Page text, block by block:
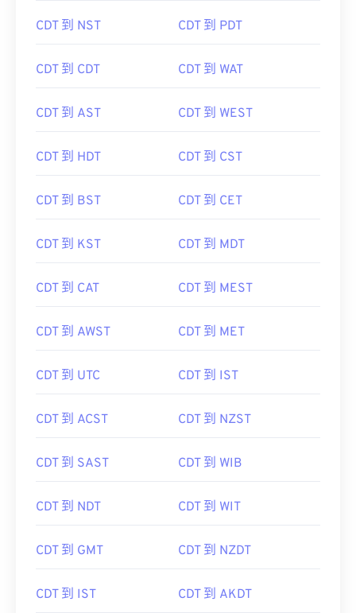
CDT 到 NST CDT 到 PDT
CDT 到 CDT CDT 到 WAT
CDT 到 AST CDT 到 WEST
CDT 到 HDT CDT 到 CST
CDT 到 BST CDT 到 CET
CDT 到 KST CDT 到 MDT
CDT 到 CAT CDT 到 MEST
CDT 到 AWST CDT 到 MET
CDT 到 UTC CDT 到 IST
CDT 到 ACST CDT 到 NZST
CDT 到 SAST CDT 到 WIB
CDT 到 NDT CDT 到 WIT
CDT 到 GMT CDT 到 NZDT
CDT 到 IST CDT 到 AKDT